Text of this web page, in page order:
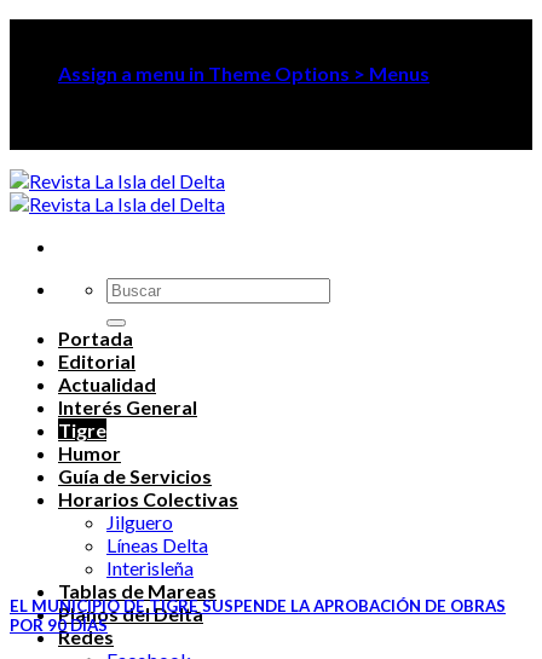
contentAssign a menu in Theme Options > Menus
Portada
Editorial
Actualidad
Interés General
Tigre
Humor
Guía de Servicios
Horarios Colectivas
Jilguero
Líneas Delta
Interisleña
Tablas de Mareas
Planos del Delta
Redes
EL MUNICIPIO DE TIGRE SUSPENDE LA APROBACIÓN DE OBRAS
POR 90 DÍAS